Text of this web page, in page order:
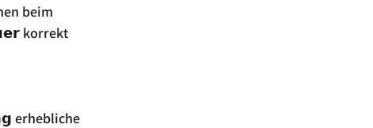
beim
korrekt
erhebliche